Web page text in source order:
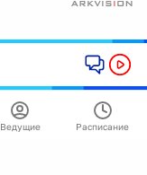
Ведущие Расписание